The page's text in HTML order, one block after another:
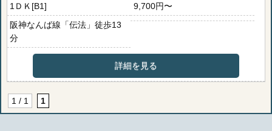
1ＤＫ[B1]
9,700円〜
阪神なんば線「伝法」徒歩13
分
詳細を見る
1 / 1 1